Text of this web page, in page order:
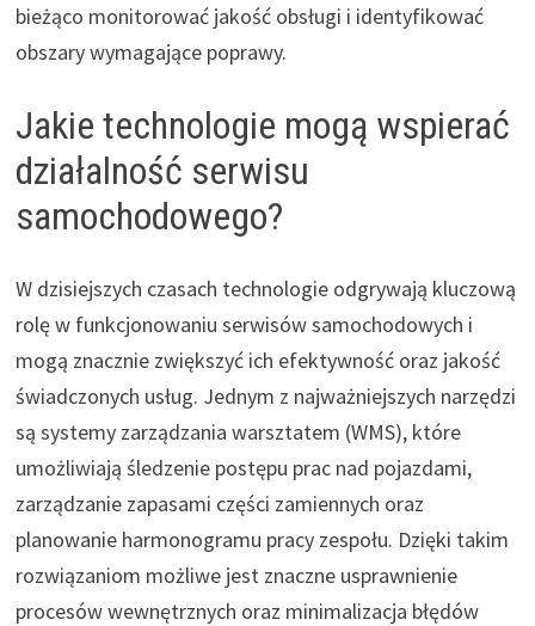
bieżąco monitorować jakość obsługi i identyfikować
obszary wymagające poprawy.
Jakie technologie mogą wspierać
działalność serwisu
samochodowego?
W dzisiejszych czasach technologie odgrywają kluczową
rolę w funkcjonowaniu serwisów samochodowych i
mogą znacznie zwiększyć ich efektywność oraz jakość
świadczonych usług. Jednym z najważniejszych narzędzi
są systemy zarządzania warsztatem (WMS), które
umożliwiają śledzenie postępu prac nad pojazdami,
zarządzanie zapasami części zamiennych oraz
planowanie harmonogramu pracy zespołu. Dzięki takim
rozwiązaniom możliwe jest znaczne usprawnienie
procesów wewnętrznych oraz minimalizacja błędów